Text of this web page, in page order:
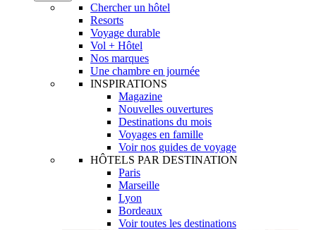
Chercher un hôtel
Resorts
Voyage durable
Vol + Hôtel
Nos marques
Une chambre en journée
INSPIRATIONS
Magazine
Nouvelles ouvertures
Destinations du mois
Voyages en famille
Voir nos guides de voyage
HÔTELS PAR DESTINATION
Paris
Marseille
Lyon
Bordeaux
Voir toutes les destinations